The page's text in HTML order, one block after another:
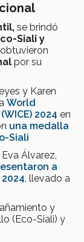
se brindó
Siali y
por su
y Karen
World
2024 en
una medalla
Siali
Álvarez,
a
, llevado a
y
(Eco-Siali) y